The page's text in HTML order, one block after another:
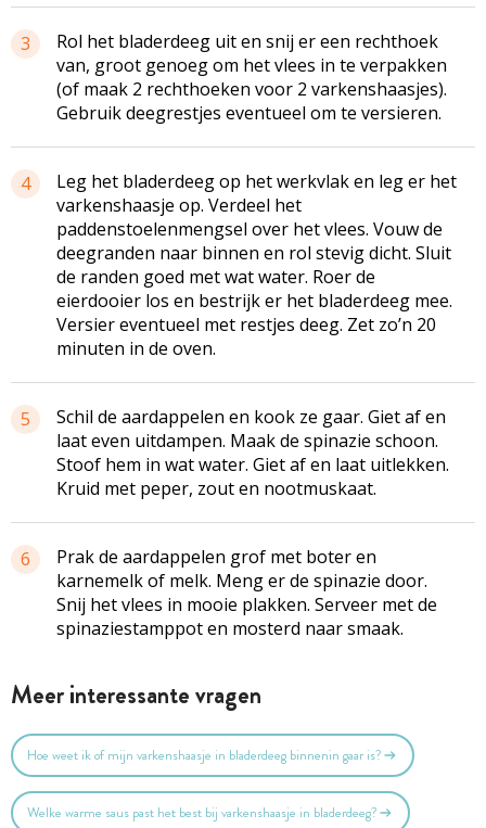
3
Rol het bladerdeeg uit en snij er een rechthoek
van, groot genoeg om het vlees in te verpakken
(of maak 2 rechthoeken voor 2 varkenshaasjes).
Gebruik deegrestjes eventueel om te versieren.
4
Leg het bladerdeeg op het werkvlak en leg er het
varkenshaasje op. Verdeel het
paddenstoelenmengsel over het vlees. Vouw de
deegranden naar binnen en rol stevig dicht. Sluit
de randen goed met wat water. Roer de
eierdooier los en bestrijk er het bladerdeeg mee.
Versier eventueel met restjes deeg. Zet zo’n 20
minuten in de oven.
5
Schil de aardappelen en kook ze gaar. Giet af en
laat even uitdampen. Maak de spinazie schoon.
Stoof hem in wat water. Giet af en laat uitlekken.
Kruid met peper, zout en nootmuskaat.
6
Prak de aardappelen grof met boter en
karnemelk of melk. Meng er de spinazie door.
Snij het vlees in mooie plakken. Serveer met de
spinaziestamppot en mosterd naar smaak.
Meer interessante vragen
Hoe weet ik of mijn varkenshaasje in bladerdeeg binnenin gaar is?
Welke warme saus past het best bij varkenshaasje in bladerdeeg?